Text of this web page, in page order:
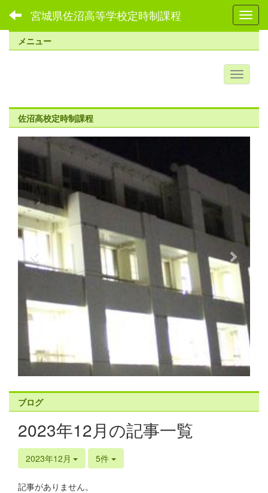
宮城県佐沼高等学校定時制課程
メニュー
佐沼高校定時制課程
r
e
v
i
o
s
ブログ
2023年12月の記事一覧
2023年12月 5件
記事がありません。